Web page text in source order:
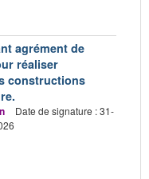
agrément de
réaliser
constructions
Date de signature : 31-